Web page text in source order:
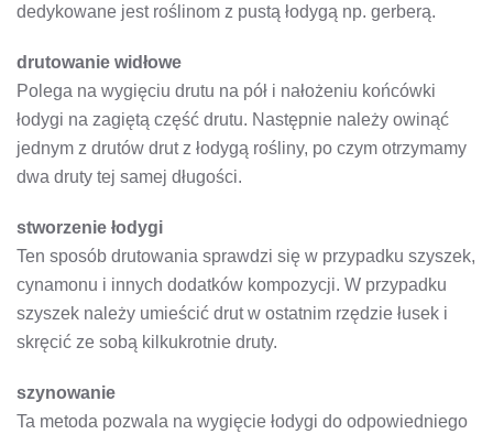
dedykowane jest roślinom z pustą łodygą np. gerberą.
drutowanie widłowe
Polega na wygięciu drutu na pół i nałożeniu końcówki
łodygi na zagiętą część drutu. Następnie należy owinąć
jednym z drutów drut z łodygą rośliny, po czym otrzymamy
dwa druty tej samej długości.
stworzenie łodygi
Ten sposób drutowania sprawdzi się w przypadku szyszek,
cynamonu i innych dodatków kompozycji. W przypadku
szyszek należy umieścić drut w ostatnim rzędzie łusek i
skręcić ze sobą kilkukrotnie druty.
szynowanie
Ta metoda pozwala na wygięcie łodygi do odpowiedniego